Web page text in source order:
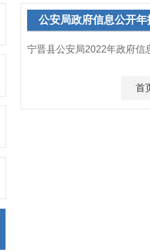
公安局政府信息公开年
宁晋县公安局2022年政府信
首